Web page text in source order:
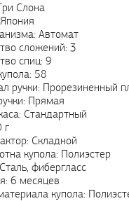
Слона
Автомат
сложений: 3
спиц: 9
58
ручки: Прорезиненный
Прямая
Стандартный
г
Складной
купола: Полиэстер
фибергласс
6 месяцев
купола: